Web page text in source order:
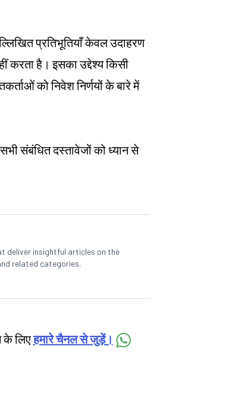
प्रतिभूतियाँ केवल उदाहरण
करता है। इसका उद्देश्य किसी
को निवेश निर्णयों के बारे में
संबंधित दस्तावेजों को ध्यान से
deliver insightful articles on the
related categories.
के लिएहमारे चैनल से जुड़ें।